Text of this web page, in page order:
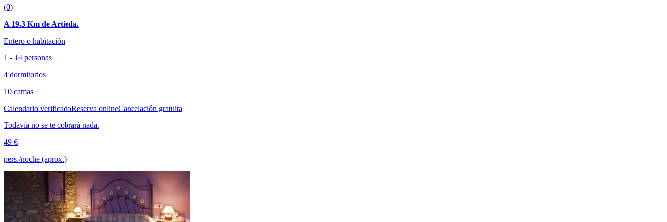
(0)
A 19.3 Km de Artieda.
Entero o habitación
1 - 14 personas
4 dormitorios
10 camas
Calendario verificadoReserva onlineCancelación gratuita
Todavía no se te cobrará nada.
49 €
pers./noche (aprox.)